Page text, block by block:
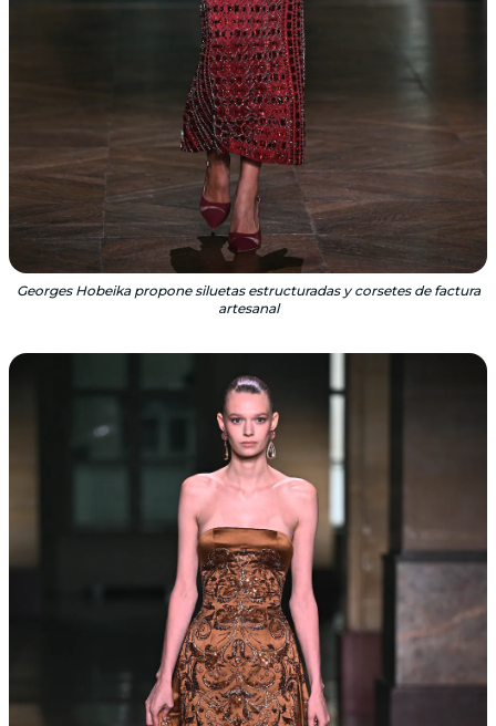
Georges Hobeika propone siluetas estructuradas y corsetes de factura
artesanal